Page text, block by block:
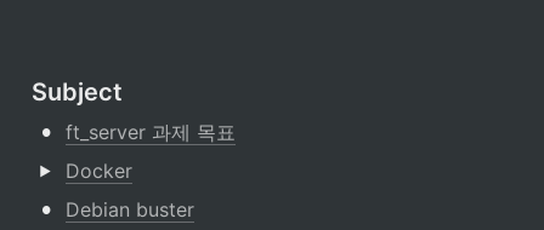
Subject
• ft_server 과제 목표
Docker
• Debian buster